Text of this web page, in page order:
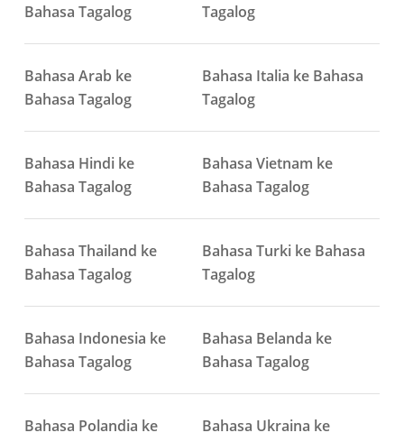
Bahasa Tagalog
Tagalog
Bahasa Arab ke
Bahasa Tagalog
Bahasa Italia ke Bahasa
Tagalog
Bahasa Hindi ke
Bahasa Tagalog
Bahasa Vietnam ke
Bahasa Tagalog
Bahasa Thailand ke
Bahasa Tagalog
Bahasa Turki ke Bahasa
Tagalog
Bahasa Indonesia ke
Bahasa Tagalog
Bahasa Belanda ke
Bahasa Tagalog
Bahasa Polandia ke
Bahasa Ukraina ke